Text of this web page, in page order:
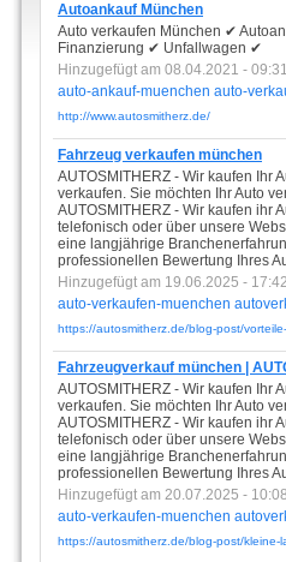
Autoankauf München
Auto verkaufen München ✔
Finanzierung ✔ Unfallwagen ✔
Hinzugefügt am 08.04.2021 -
auto-ankauf-muenchen auto-
http://www.autosmitherz.de/
Fahrzeug verkaufen münchen
AUTOSMITHERZ - Wir kaufen Ihr
verkaufen. Sie möchten Ihr Auto
AUTOSMITHERZ - Wir kaufen ihr
telefonisch oder über unsere
eine langjährige
professionellen Bewertung Ihres
Hinzugefügt am 19.06.2025 -
auto-verkaufen-muenchen
https://autosmitherz.de/blog-post/
Fahrzeugverkauf münchen |
AUTOSMITHERZ - Wir kaufen Ihr
verkaufen. Sie möchten Ihr Auto
AUTOSMITHERZ - Wir kaufen ihr
telefonisch oder über unsere
eine langjährige
professionellen Bewertung Ihres
Hinzugefügt am 20.07.2025 -
auto-verkaufen-muenchen
https://autosmitherz.de/blog-post/